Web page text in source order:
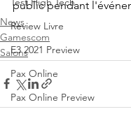
Review Livre
E3 2021 Preview
Pax Online
Pax Online Preview
public pendant
News
Gamescom
Salons